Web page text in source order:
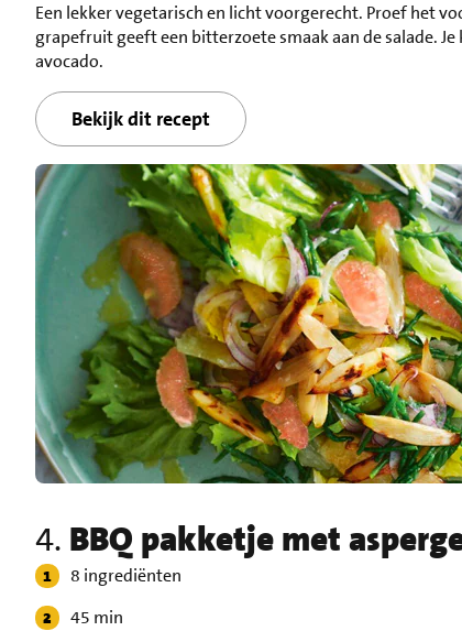
Een lekker vegetarisch en licht voorgerecht. Proef het
grapefruit geeft een bitterzoete smaak aan de salade.
avocado.
Bekijk dit recept
4. BBQ pakketje met
8 ingrediënten
45 min